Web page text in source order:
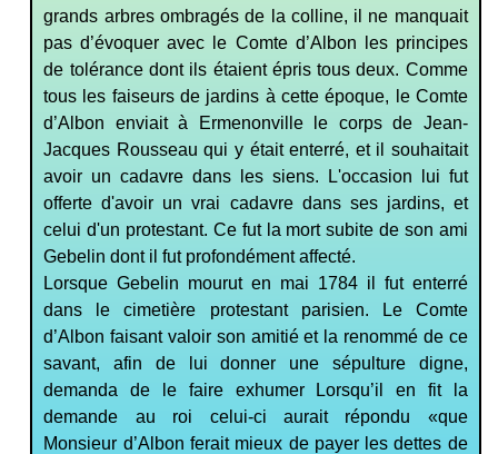
grands arbres ombragés de la colline, il ne manquait
pas d’évoquer avec le Comte d’Albon les principes
de tolérance dont ils étaient épris tous deux. Comme
tous les faiseurs de jardins à cette époque, le Comte
d’Albon enviait à Ermenonville le corps de Jean-
Jacques Rousseau qui y était enterré, et il souhaitait
avoir un cadavre dans les siens. L'occasion lui fut
offerte d'avoir un vrai cadavre dans ses jardins, et
celui d'un protestant. Ce fut la mort subite de son ami
Gebelin dont il fut profondément affecté.
Lorsque Gebelin mourut en mai 1784 il fut enterré
dans le cimetière protestant parisien. Le Comte
d’Albon faisant valoir son amitiéet la renommé de ce
savant, afin de lui donner une sépulture digne,
demanda de le faire exhumer Lorsqu’il en fit la
demande au roi celui-ci aurait répondu «que
Monsieur d’Albon ferait mieux de payer les dettes de